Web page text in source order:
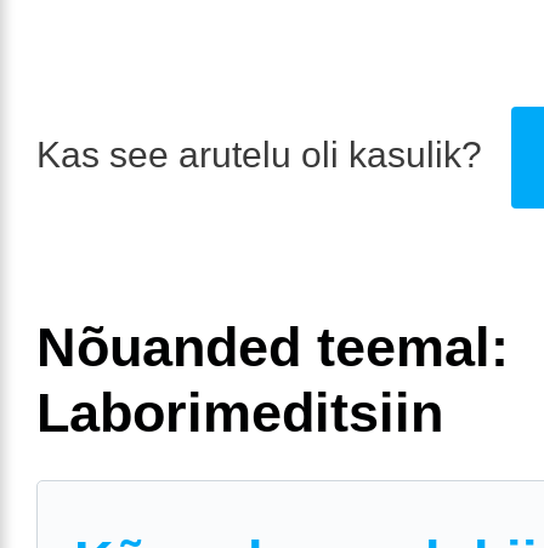
Kas see arutelu oli kasulik?
Nõuanded teemal:
Laborimeditsiin